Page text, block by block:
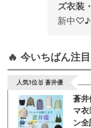
さとうほなみ
・ 水川あさみ
・田中みな実
・松岡茉優
福原遥
・小芝風花
ズ衣装
新中♡♪
🔥 今いちばん注
人気1位🥇 蒼井優
蒼井
マ
ン